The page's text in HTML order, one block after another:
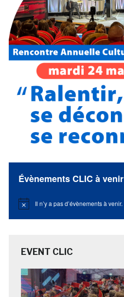
Évènements CLIC à venir
Notice Il n’y a pas d’évènements à venir.
EVENT CLIC